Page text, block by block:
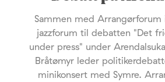
Sammen med Arrangørforum
jazzforum til debatten "Det
under press" under
Bråtømyr leder
minikonsert med Symre.